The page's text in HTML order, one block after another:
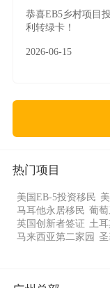
恭喜EB5乡村项目
利转绿卡！
2026-06-15
热门项目
美国EB-5投资移民
马耳他永居移民 葡
英国创新者签证 土
马来西亚第二家园